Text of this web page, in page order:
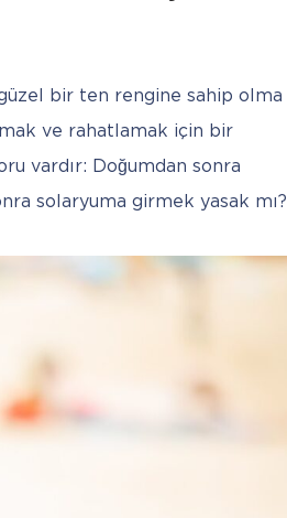
bir ten rengine sahip olma
ve rahatlamak için bir
vardır: Doğumdan sonra
solaryuma girmek yasak mı?